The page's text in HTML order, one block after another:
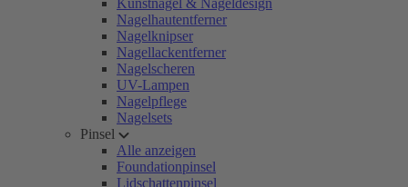
Kunstnägel & Nageldesign
Nagelhautentferner
Nagelknipser
Nagellackentferner
Nagelscheren
UV-Lampen
Nagelpflege
Nagelsets
Pinsel
Alle anzeigen
Foundationpinsel
Lidschattenpinsel